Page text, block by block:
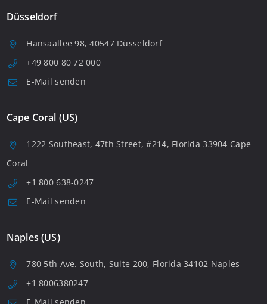
Düsseldorf
Hansaallee 98, 40547 Düsseldorf
+49 800 80 72 000
E-Mail senden
Cape Coral (US)
1222 Southeast, 47th Street, #214, Florida 33904 Cape
Coral
+1 800 638-0247
E-Mail senden
Naples (US)
780 5th Ave. South, Suite 200, Florida 34102 Naples
+1 8006380247
E-Mail senden